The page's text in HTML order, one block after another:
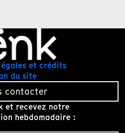
et crédits
du site
contacter
et recevez notre
hebdomadaire :